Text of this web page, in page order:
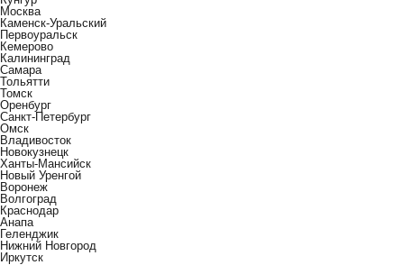
Москва
Каменск-Уральский
Первоуральск
Кемерово
Калининград
Самара
Тольятти
Томск
Оренбург
Санкт-Петербург
Омск
Владивосток
Новокузнецк
Ханты-Мансийск
Новый Уренгой
Воронеж
Волгоград
Краснодар
Анапа
Геленджик
Нижний Новгород
Иркутск